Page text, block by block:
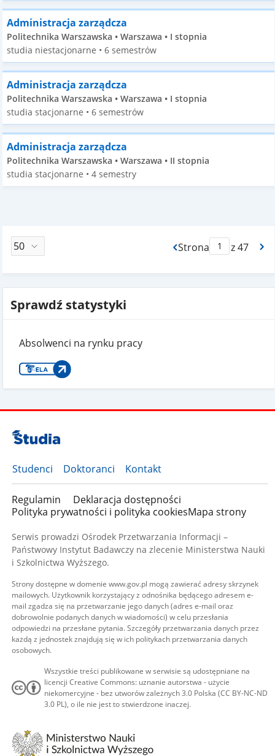
Administracja zarządcza
Politechnika Warszawska • Warszawa • I stopnia
studia niestacjonarne • 6 semestrów
Administracja zarządcza
Politechnika Warszawska • Warszawa • I stopnia
studia stacjonarne • 6 semestrów
Administracja zarządcza
Politechnika Warszawska • Warszawa • II stopnia
studia stacjonarne • 4 semestry
Strona
Max Stronaz 47
Sprawdź statystyki
Absolwenci na rynku pracy
Studenci Doktoranci Kontakt
Regulamin
Deklaracja dostępności
Polityka prywatności i polityka cookiesMapa strony
Serwis prowadzi Ośrodek Przetwarzania Informacji –
Państwowy Instytut Badawczy na zlecenie Ministerstwa Nauki
i Szkolnictwa Wyższego.
Strony dostępne w domenie www.gov.pl mogą zawierać adresy skrzynek
mailowych. Użytkownik korzystający z odnośnika będącego adresem e-
mail zgadza się na przetwarzanie jego danych (adres e-mail oraz
dobrowolnie podanych danych w wiadomości) w celu przesłania
odpowiedzi na przesłane pytania. Szczegóły przetwarzania danych przez
każdą z jednostek znajdują się w ich politykach przetwarzania danych
osobowych.
Wszystkie treści publikowane w serwisie są udostępniane na
licencji Creative Commons: uznanie autorstwa - użycie
niekomercyjne - bez utworów zależnych 3.0 Polska (CC BY-NC-ND
3.0 PL), o ile nie jest to stwierdzone inaczej.